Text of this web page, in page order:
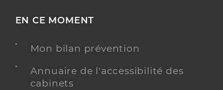
EN CE MOMENT
Mon bilan prévention
Annuaire de l'accessibilité des
cabinets